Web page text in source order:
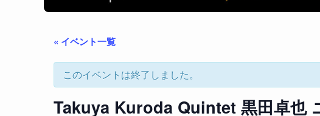
« イベント一覧
このイベントは終了しました。
Takuya Kuroda Quintet 黒田卓也